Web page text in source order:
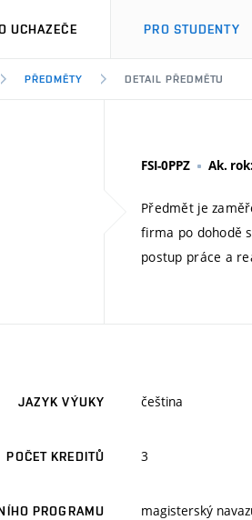
UCHAZEČE PRO STUDENTY
PŘEDMĚTY DETAIL PŘEDMĚTU
FSI-0PPZ Ak.
Předmět je
firma po dohodě
postup práce a
JAZYK VÝUKY čeština
POČET KREDITŮ 3
PROGRAMU magisterský